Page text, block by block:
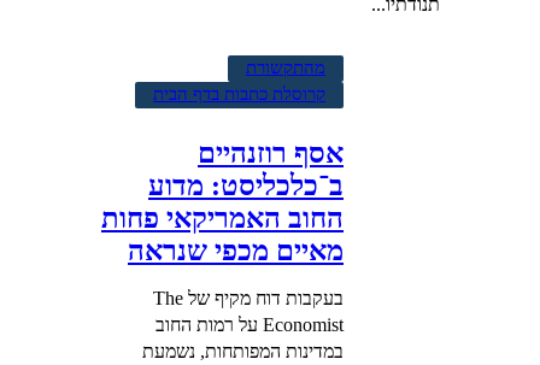
מהתקשורת
קרוסלת כתבות בדף הבית
אסף רוזנהיים
ב־כלכליסט: מדוע
החוב האמריקאי פחות
מאיים מכפי שנראה
בעקבות דוח מקיף של The
Economist על רמות החוב
במדינות המפותחות, נשמעת